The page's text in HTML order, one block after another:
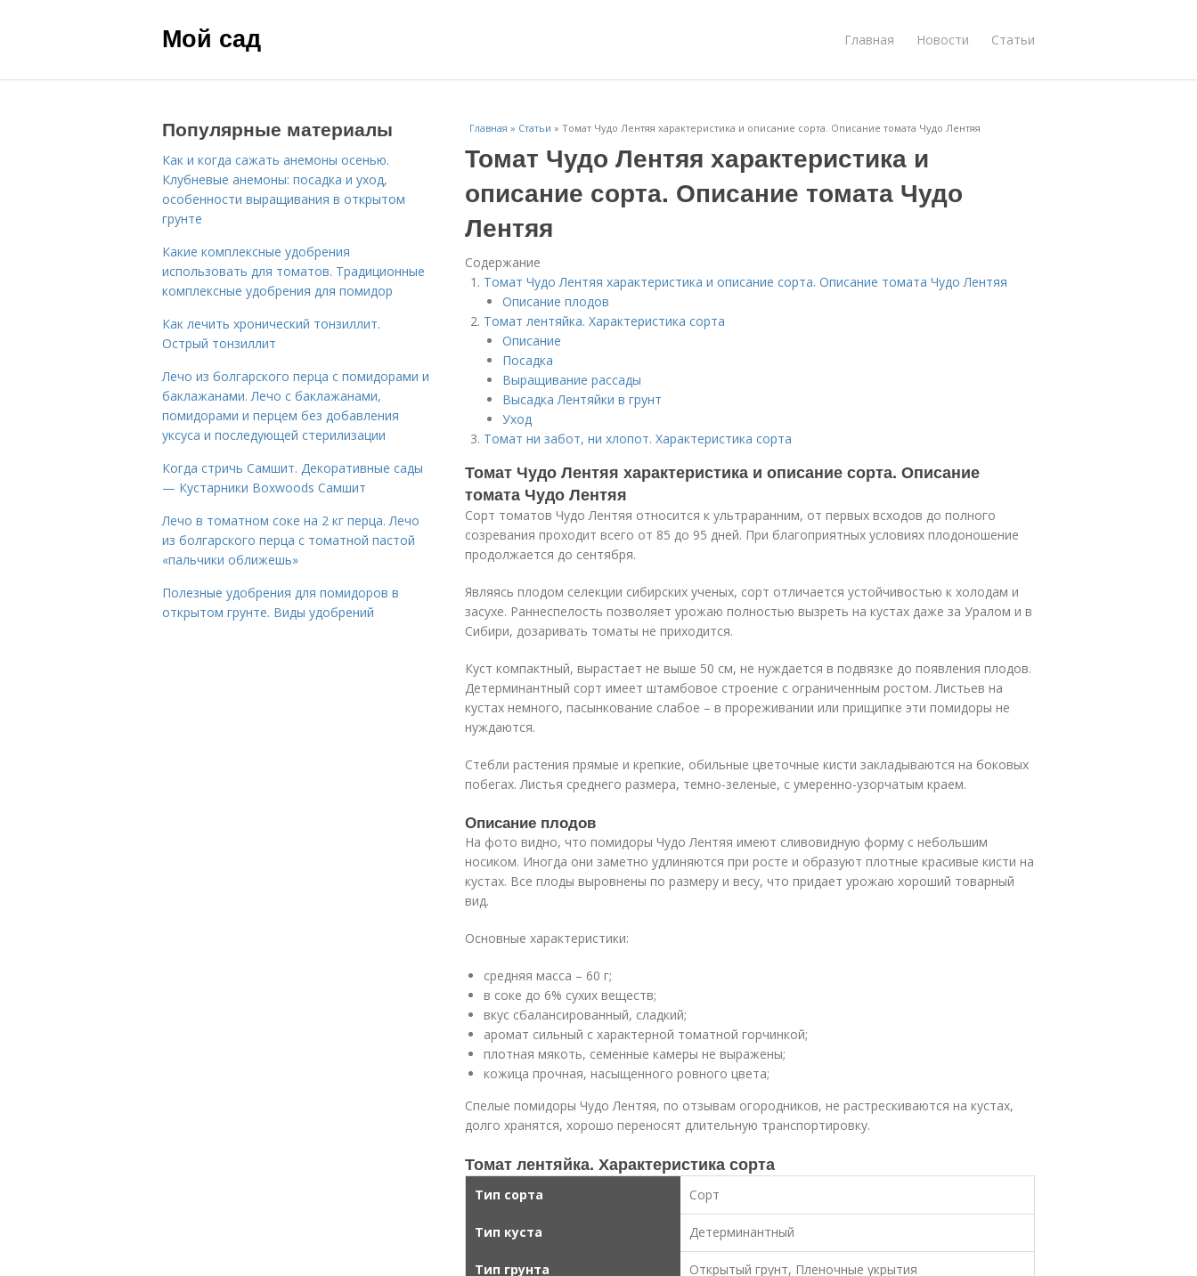
Мой сад Главная Новости Статьи
Главная » Статьи » Томат Чудо Лентяя характеристика и описание сорта. Описание томата Чудо Лентяя
Томат Чудо Лентяя характеристика и
описание сорта. Описание томата Чудо
Лентяя
Содержание
Томат Чудо Лентяя характеристика и описание сорта. Описание томата Чудо Лентяя
Описание плодов
Томат лентяйка. Характеристика сорта
Описание
Посадка
Выращивание рассады
Высадка Лентяйки в грунт
Уход
Томат ни забот, ни хлопот. Характеристика сорта
Томат Чудо Лентяя характеристика и описание сорта. Описание
томата Чудо Лентяя
Сорт томатов Чудо Лентяя относится к ультраранним, от первых всходов до полного
созревания проходит всего от 85 до 95 дней. При благоприятных условиях плодоношение
продолжается до сентября.
Являясь плодом селекции сибирских ученых, сорт отличается устойчивостью к холодам и
засухе. Раннеспелость позволяет урожаю полностью вызреть на кустах даже за Уралом и в
Сибири, дозаривать томаты не приходится.
Куст компактный, вырастает не выше 50 см, не нуждается в подвязке до появления плодов.
Детерминантный сорт имеет штамбовое строение с ограниченным ростом. Листьев на
кустах немного, пасынкование слабое – в прореживании или прищипке эти помидоры не
нуждаются.
Стебли растения прямые и крепкие, обильные цветочные кисти закладываются на боковых
побегах. Листья среднего размера, темно-зеленые, с умеренно-узорчатым краем.
Описание плодов
На фото видно, что помидоры Чудо Лентяя имеют сливовидную форму с небольшим
носиком. Иногда они заметно удлиняются при росте и образуют плотные красивые кисти на
кустах. Все плоды выровнены по размеру и весу, что придает урожаю хороший товарный
вид.
Основные характеристики:
средняя масса – 60 г;
в соке до 6% сухих веществ;
вкус сбалансированный, сладкий;
аромат сильный с характерной томатной горчинкой;
плотная мякоть, семенные камеры не выражены;
кожица прочная, насыщенного ровного цвета;
Спелые помидоры Чудо Лентяя, по отзывам огородников, не растрескиваются на кустах,
долго хранятся, хорошо переносят длительную транспортировку.
Томат лентяйка. Характеристика сорта
Тип сорта Сорт
Тип куста Детерминантный
Тип грунта Открытый грунт, Пленочные укрытия
Популярные материалы
Как и когда сажать анемоны осенью.
Клубневые анемоны: посадка и уход,
особенности выращивания в открытом
грунте
Какие комплексные удобрения
использовать для томатов. Традиционные
комплексные удобрения для помидор
Как лечить хронический тонзиллит.
Острый тонзиллит
Лечо из болгарского перца с помидорами и
баклажанами. Лечо с баклажанами,
помидорами и перцем без добавления
уксуса и последующей стерилизации
Когда стричь Самшит. Декоративные сады
— Кустарники Boxwoods Самшит
Лечо в томатном соке на 2 кг перца. Лечо
из болгарского перца с томатной пастой
«пальчики оближешь»
Полезные удобрения для помидоров в
открытом грунте. Виды удобрений